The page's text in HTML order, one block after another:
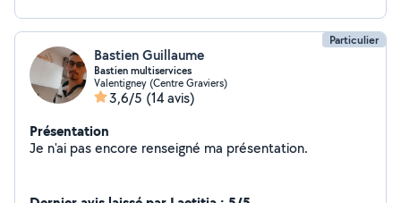
Particulier
Bastien Guillaume
Bastien multiservices
Valentigney (Centre Graviers)
3,6/5 (14 avis)
Présentation
Je n'ai pas encore renseigné ma présentation.